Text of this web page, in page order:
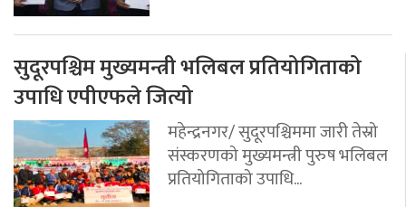
सुदूरपश्चिम मुख्यमन्त्री भलिबल प्रतियोगिताको
उपाधि एपीएफले जित्यो
महेन्द्रनगर/ सुदूरपश्चिममा जारी तेस्रो
संस्करणको मुख्यमन्त्री पुरुष भलिबल
प्रतियोगिताको उपाधि...